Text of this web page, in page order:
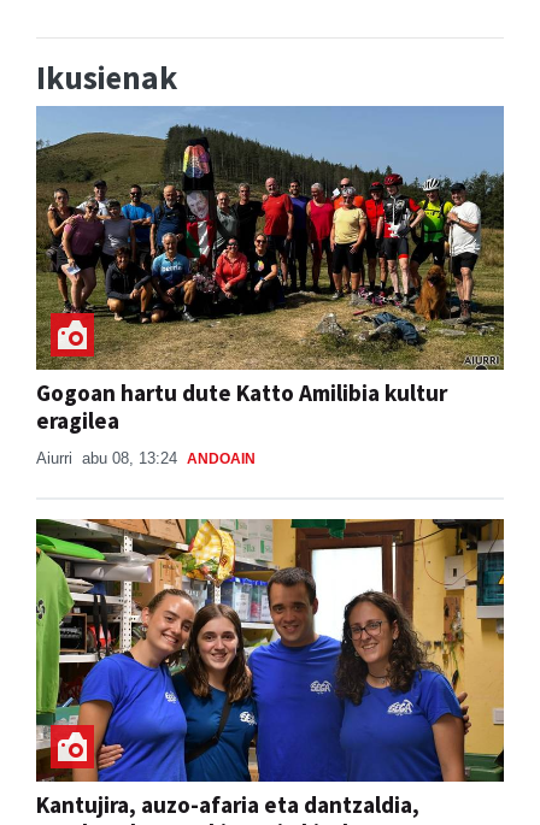
Ikusienak
Gogoan hartu dute Katto Amilibia kultur
eragilea
Aiurri abu 08, 13:24 ANDOAIN
Kantujira, auzo-afaria eta dantzaldia,